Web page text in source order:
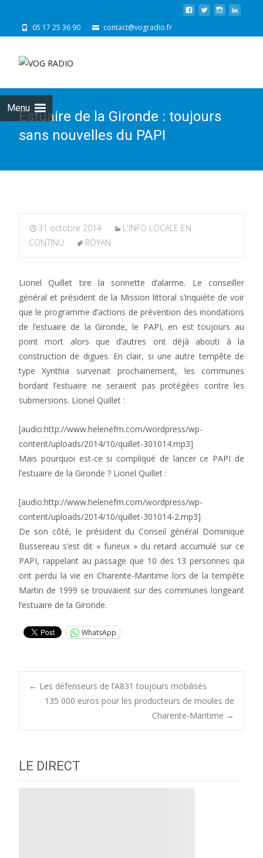
05 17 25 36 90 contact@vogradio.fr
Menu
Estuaire de la Gironde : toujours
sans nouvelles du PAPI
31 octobre 2014
L'INFO LOCALE EN
CONTINU
ROYAN
Lionel Quillet tire la sonnette d’alarme. Le conseiller
général et président de la Mission littoral s’inquiète de voir
que le programme d’actions de prévention des inondations
de l’estuaire de la Gironde, le PAPI, en est toujours au
point mort alors que d’autres ont déjà abouti à la
construction de digues. En clair, si une autre tempête de
type Xynthia survenait prochainement, les communes
bordant l’estuaire ne seraient pas protégées contre les
submersions. Lionel Quillet :
[audio:http://www.helenefm.com/wordpress/wp-
content/uploads/2014/10/quillet-301014.mp3]
Mais pourquoi est-ce si compliqué de lancer ce PAPI de
l’estuaire de la Gironde ? Lionel Quillet :
[audio:http://www.helenefm.com/wordpress/wp-
content/uploads/2014/10/quillet-301014-2.mp3]
De son côté, le président du Conseil général Dominique
Bussereau s’est dit « furieux » du retard accumulé sur ce
PAPI, rappelant au passage que 10 des 13 personnes qui
ont perdu la vie en Charente-Maritime lors de la tempête
Martin de 1999 se trouvaient sur des communes longeant
l’estuaire de la Gironde.
WhatsApp
Post
navigation
← Les défenseurs de l’A831 toujours mobilisés
135 000 euros pour les producteurs de moules de
Charente-Maritime →
LE DIRECT